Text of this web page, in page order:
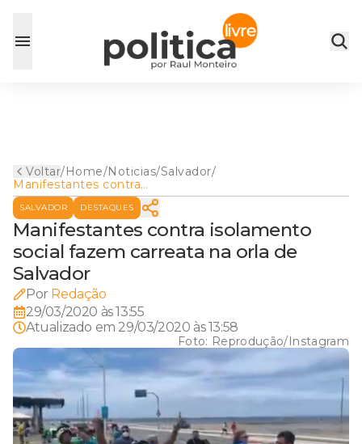
Voltar/Home/Noticias/Salvador/
Manifestantes contra
isolamento social fazem
carreata na orla de Salvador
SALVADOR DESTAQUES
Manifestantes contra isolamento
social fazem carreata na orla de
Salvador
Por Redação
29/03/2020 às 13:55
Atualizado em 29/03/2020 às 13:58
Foto: Reprodução/Instagram